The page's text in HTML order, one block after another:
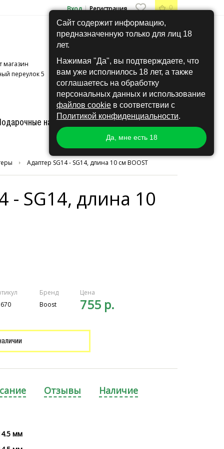
Сайт содержит информацию,
предназначенную только для лиц 18
лет.
Нажимая "Да", вы подтверждаете, что
вам уже исполнилось 18 лет, а также
соглашаетесь на обработку
персональных данных и использование
файлов cookie в соответствии с
Политикой конфиденциальности.
Да, мне есть 18
0
Вход|Регистрация
11:00 - 21:00
11:00 - 21:00
+7 (495) 407-74-20
+7 (495) 201-42-07
магазин
переулок 5
наборы Другое Grow Hand Made
Адаптер SG14 - SG14, длина 10 см BOOST
- SG14, длина 10
Бренд
Boost
Цена
755 р.
Отзывы Наличие
мм